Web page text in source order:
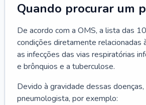
Quando procurar um
De acordo com a OMS, a lista das
condições diretamente relacionadas
as infecções das vias respiratórias
e brônquios e a tuberculose.
Devido à gravidade dessas
pneumologista, por exemplo: